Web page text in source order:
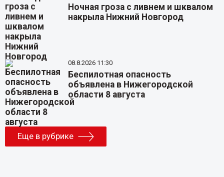
Ночная гроза с ливнем и шквалом
накрыла Нижний Новгород
08.8.2026 11:30
Беспилотная опасность
объявлена в Нижегородской
области 8 августа
Еще в рубрике